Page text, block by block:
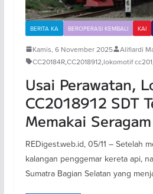
BERITA KA BEROPERASI KEMBALI KAI
Kamis, 6 November 2025
Alifiardi
CC20184R,CC2018912,lokomotif cc201,
Usai Perawatan,
CC2018912 SDT
Memakai
REDigest.web.id, 05/11 – Setelah
kalangan penggemar kereta api,
Sumatra Bagian Selatan yang